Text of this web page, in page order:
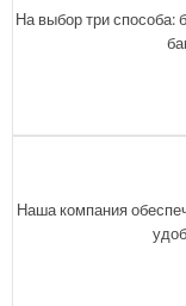
На выбор три способа:
Наша компания